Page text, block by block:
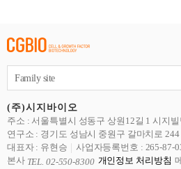
(주)시지바이오
주소 : 서울특별시 성동구 상원12길 1 시지빌
연구소 : 경기도 성남시 중원구 갈마치로 244
대표자 : 유현승
사업자등록번호 : 265-87-
본사 TEL. 02-550-8300 개인정보 처리방침
Family site